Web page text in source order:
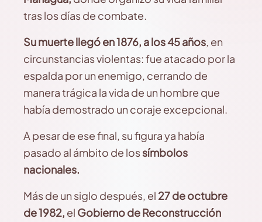
tras los días de combate.
Su muerte llegó en 1876, a los 45 años, en
circunstancias violentas: fue atacado por la
espalda por un enemigo, cerrando de
manera trágica la vida de un hombre que
había demostrado un coraje excepcional.
A pesar de ese final, su figura ya había
pasado al ámbito de lossímbolos
nacionales.
Más de un siglo después, el 27 de octubre
de 1982, el Gobierno de Reconstrucción